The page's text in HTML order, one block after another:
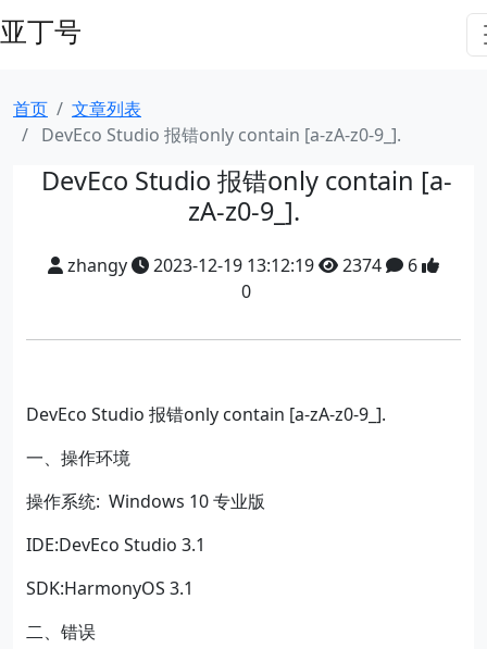
亚丁号
首页
文章列表
​ DevEco Studio 报错only contain [a-zA-z0-9_].
​ DevEco Studio 报错only contain [a-
zA-z0-9_].
zhangy 2023-12-19 13:12:19 2374
6
0
DevEco Studio 报错only contain [a-zA-z0-9_].
一、操作环境
操作系统: Windows 10 专业版
IDE:DevEco Studio 3.1
SDK:HarmonyOS 3.1
二、错误